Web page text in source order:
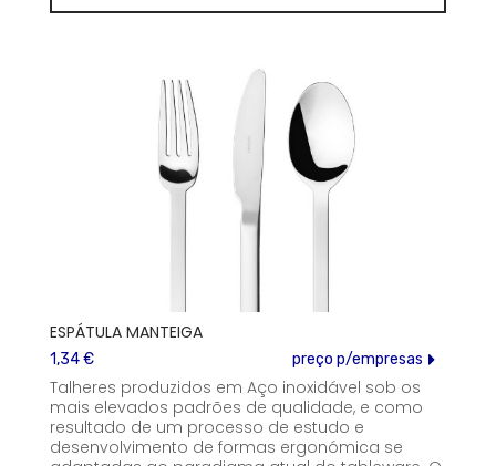
ESPÁTULA MANTEIGA
1,34 € preço p/empresas
Talheres produzidos em Aço inoxidável sob os
mais elevados padrões de qualidade, e como
resultado de um processo de estudo e
desenvolvimento de formas ergonómica se